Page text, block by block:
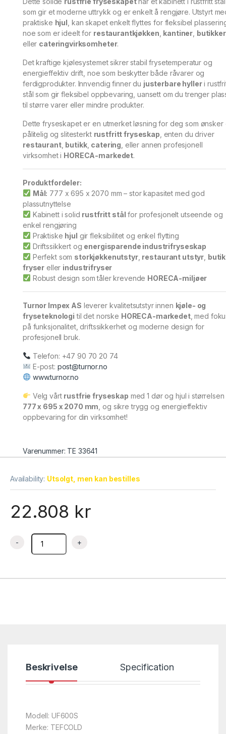
som gir et moderne uttrykk og er enkelt å rengjøre. Utstyrt
praktiske hjul , kan skapet enkelt flyttes for fleksibel
noe som er ideelt for restaurantkjøkken kantiner butikker
eller cateringvirksomheter.
Det kraftige kjølesystemet sikrer stabil frysetemperatur og
energieffektiv drift, noe som beskytter både råvarer og
ferdigprodukter. Innvendig finner du justerbare hylleri
stål som gir fleksibel oppbevaring, uansett om du trenger
til større varer eller mindre produkter.
Dette fryseskapet er en utmerket løsning for deg som ønsker
pålitelig og slitesterkt rustfritt fryseskap , enten du driver
restaurant, butikk, catering , eller annen profesjonell
virksomhet i HORECA-markedet.
Produktfordeler:
Mål: 777 x 695 x 2070 mm – stor kapasitet med god
plassutnyttelse
Kabinett i solid rustfritt stål for profesjonelt utseende og
enkel rengjøring
Praktiske hjul gir fleksibilitet og enkel flytting
Driftssikkert og energisparende industrifryseskap
Perfekt som storkjøkkenutstyr, restaurant utstyr
fryser eller industrifryser
Robust design som tåler krevende HORECA-miljøer
Turnor Impex AS leverer kvalitetsutstyr innen kjøle- og
fryseteknologi til det norske HORECA-markedet, med
på funksjonalitet, driftssikkerhet og moderne design for
profesjonell bruk.
Telefon: +47 90 70 20 74
E-post: post@turnor.no
www.turnor.no
Velg vårt rustfrie fryseskap med 1 dør og hjul i størrelsen
777 x 695 x 2070 mm , og sikre trygg og energieffektiv
oppbevaring for din virksomhet!
Varenummer: TE 33641
Availability: Utsolgt, men kan bestilles
22.808 kr
Fryseskap med 1 dør, rustfritt – UF600S – 777×695×2070
Beskrivelse Specification
Modell: UF600S
Merke: TEFCOLD